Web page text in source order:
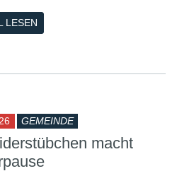
LESEN
GEMEINDE
macht